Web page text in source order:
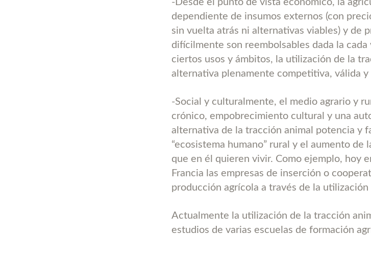
dependiente de insumos externos (con
sin vuelta atrás ni alternativas viables) y de
difícilmente son reembolsables dada la cada
ciertos usos y ámbitos, la utilización de la
alternativa plenamente competitiva, válida y
-Social y culturalmente, el medio agrario y
crónico, empobrecimiento cultural y una
alternativa de la tracción animal potencia y
“ecosistema humano” rural y el aumento de
que en él quieren vivir. Como ejemplo, hoy
Francia las empresas de inserción o
producción agrícola a través de la
Actualmente la utilización de la tracción
estudios de varias escuelas de formación